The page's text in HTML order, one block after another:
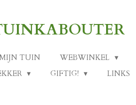
TUIN WEBWINKEL
GIFTIG! LINKS